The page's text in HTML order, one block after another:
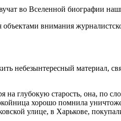
во Вселенной биографии
внимания
небезынтересный материал,
глубокую старость, она, по
хорошо помнила
улице, в Харькове,